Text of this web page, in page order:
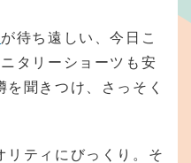
が待ち遠しい、今日こ
タリーショーツも安
を聞きつけ、さっそく
リティにびっくり。そ